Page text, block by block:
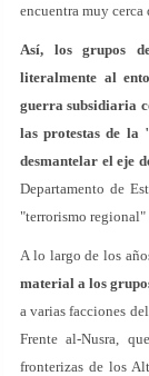
encuentra muy cerca
Así, los grupos
literalmente al
guerra subsidiaria
las protestas de la
desmantelar el eje
Departamento de
"terrorismo regional"
A lo largo de los
material a los
a varias facciones
Frente al-Nusra,
fronterizas de los